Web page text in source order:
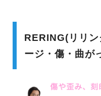
RERING(リリ
ージ・傷・曲が